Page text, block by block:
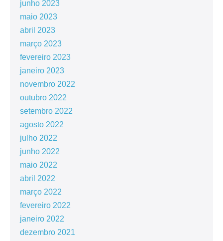
junho 2023
maio 2023
abril 2023
março 2023
fevereiro 2023
janeiro 2023
novembro 2022
outubro 2022
setembro 2022
agosto 2022
julho 2022
junho 2022
maio 2022
abril 2022
março 2022
fevereiro 2022
janeiro 2022
dezembro 2021